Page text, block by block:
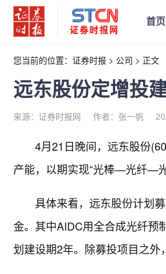
首页
您当前的位置： 证券时报 > 公司 > 正文
远东股份定增投
来源：证券时报网 作者：张一帆
4月21日晚间，远东股份
产能，以期实现“光棒—光纤—光
具体来看，远东股份计划
金。其中AIDC用全合成光纤预
划建设期2年。除募投项目之外